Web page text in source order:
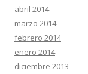
abril 2014
marzo 2014
febrero 2014
enero 2014
diciembre 2013